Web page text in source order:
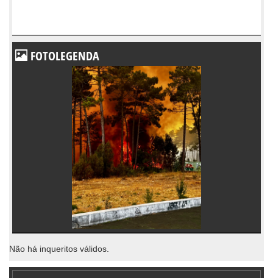
FOTOLEGENDA
Não há inqueritos válidos.